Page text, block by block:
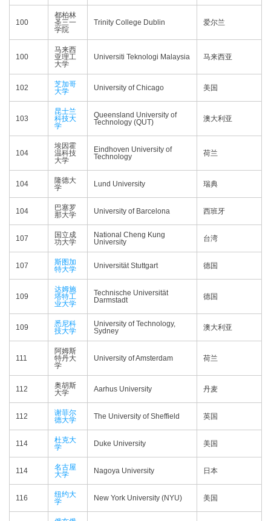
100
都柏林
圣三一
学院
Trinity College Dublin 爱尔兰
100
马来西
亚理工
大学
Universiti Teknologi Malaysia 马来西亚
102
芝加哥
大学
University of Chicago 美国
103
昆士兰
科技大
学
Queensland University of
Technology (QUT)
澳大利亚
104
埃因霍
温科技
大学
Eindhoven University of
Technology
荷兰
104
隆德大
学
Lund University 瑞典
104
巴塞罗
那大学
University of Barcelona 西班牙
107
国立成
功大学
National Cheng Kung
University
台湾
107
斯图加
特大学
Universität Stuttgart 德国
109
达姆施
塔特工
业大学
Technische Universität
Darmstadt
德国
109
悉尼科
技大学
University of Technology,
Sydney
澳大利亚
111
阿姆斯
特丹大
学
University of Amsterdam 荷兰
112
奥胡斯
大学
Aarhus University 丹麦
112
谢菲尔
德大学
The University of Sheffield 英国
114
杜克大
学
Duke University 美国
114
名古屋
大学
Nagoya University 日本
116
纽约大
学
New York University (NYU) 美国